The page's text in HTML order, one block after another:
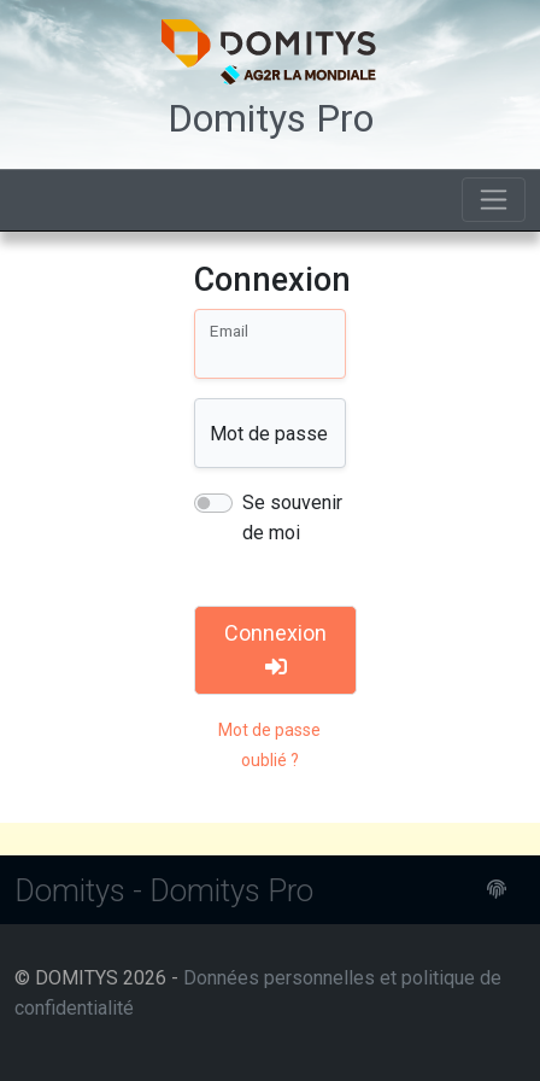
Domitys Pro
Connexion
Email
Mot de passe
Se souvenir
de moi
Connexion
Mot de passe
oublié ?
Domitys - Domitys Pro
© DOMITYS 2026 - Données personnelles et politique de
confidentialité